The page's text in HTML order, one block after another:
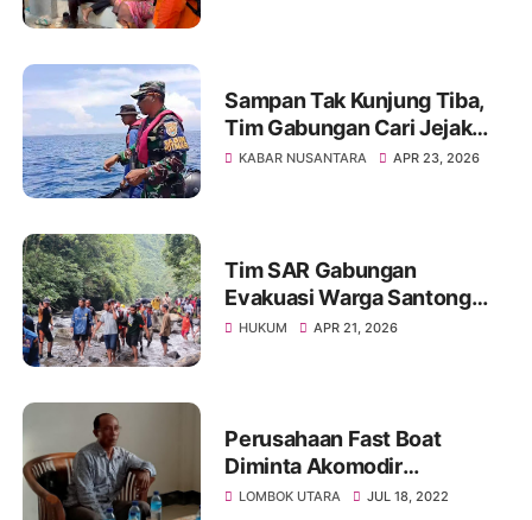
Sampan Tak Kunjung Tiba,
Tim Gabungan Cari Jejak
Nelayan Hilang
KABAR NUSANTARA APR 23, 2026
Tim SAR Gabungan
Evakuasi Warga Santong
yang Terseret Arus di Air
HUKUM APR 21, 2026
Perusahaan Fast Boat
Diminta Akomodir
Transortasi lokal
LOMBOK UTARA JUL 18, 2022